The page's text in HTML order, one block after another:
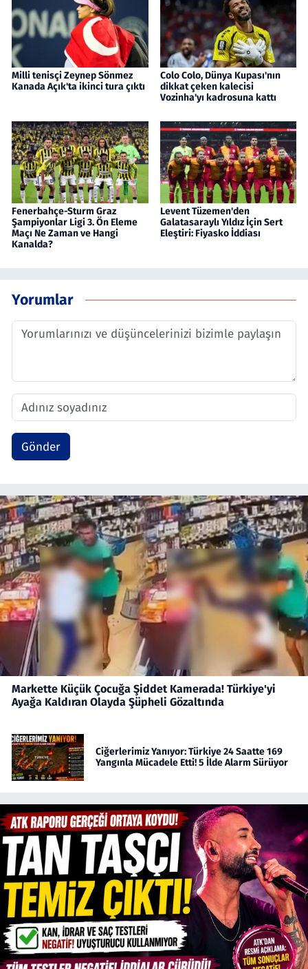
Milli tenisçi Zeynep Sönmez
Kanada Açık'ta ikinci tura çıktı
Colo Colo, Dünya Kupası'nın
dikkat çeken kalecisi
Vozinha'yı kadrosuna kattı
Fenerbahçe-Sturm Graz
Şampiyonlar Ligi 3. Ön Eleme
Maçı Ne Zaman ve Hangi
Kanalda?
Levent Tüzemen'den
Galatasaraylı Yıldız İçin Sert
Eleştiri: Fiyasko İddiası
Yorumlar
Gönder
Markette Küçük Çocuğa Şiddet Kamerada! Türkiye'yi
Ayağa Kaldıran Olayda Şüpheli Gözaltında
Ciğerlerimiz Yanıyor: Türkiye 24 Saatte 169
Yangınla Mücadele Etti! 5 İlde Alarm Sürüyor